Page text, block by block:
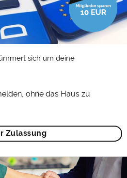
sich um deine
ohne das Haus zu
Zulassung